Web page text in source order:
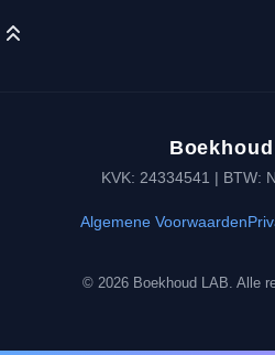
KVK: 24334541 | BTW:
Algemene Voorwaarden
© 2026 Boekhoud LAB. Alle